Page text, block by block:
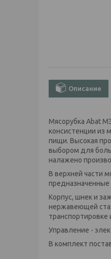
Описание
Мясорубка Abat
консистенции из
пищи. Высокая
выбором для
налажено
В верхней части
Корпус, шнек и
нержавеющей
Управление -
В комплект